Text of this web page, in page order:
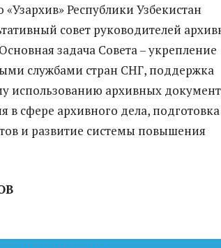
«Узархив» Республики Узбекистан
совет руководителей
задача Совета – укрепление
службами стран СНГ, поддержка
использованию архивных
в сфере архивного дела, подготовка
и развитие системы повышения